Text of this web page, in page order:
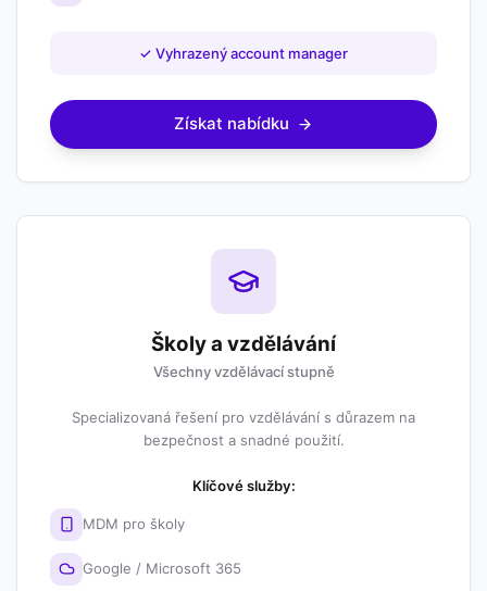
✓ Vyhrazený account manager
Získat nabídku
Školy a vzdělávání
Všechny vzdělávací stupně
Specializovaná řešení pro vzdělávání s důrazem na
bezpečnost a snadné použití.
Klíčové služby:
MDM pro školy
Google / Microsoft 365